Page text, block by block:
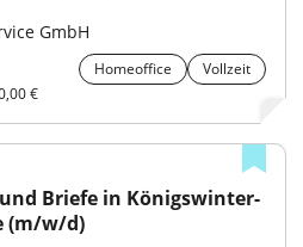
GmbH
Homeoffice
Vollzeit
€
Briefe in Königswinter-
(m/w/d)